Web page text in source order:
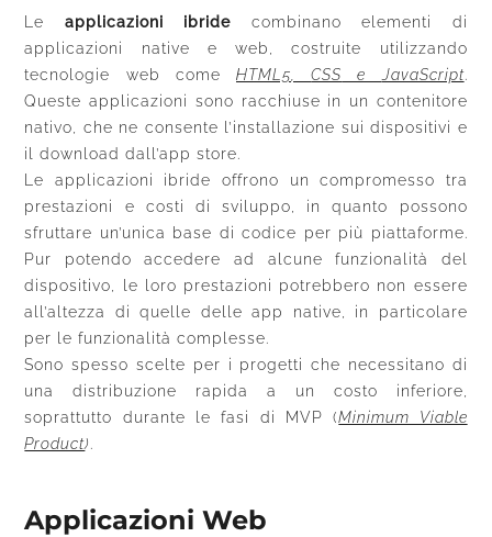
Le applicazioni ibride combinano elementi di
applicazioni native e web, costruite utilizzando
tecnologie web come HTML5 ,CSS e JavaScript.
Queste applicazioni sono racchiuse in un contenitore
nativo, che ne consente l’installazione sui dispositivi e
il download dall’app store.
Le applicazioni ibride offrono un compromesso tra
prestazioni e costi di sviluppo, in quanto possono
sfruttare un’unica base di codice per più piattaforme.
Pur potendo accedere ad alcune funzionalità del
dispositivo, le loro prestazioni potrebbero non essere
all’altezza di quelle delle app native, in particolare
per le funzionalità complesse.
Sono spesso scelte per i progetti che necessitano di
una distribuzione rapida a un costo inferiore,
soprattutto durante le fasi di MVP (Minimum Viable
Product)
Applicazioni Web